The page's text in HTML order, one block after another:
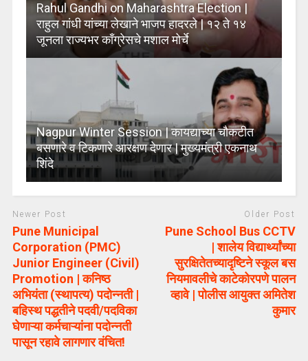
Rahul Gandhi on Maharashtra Election |
राहुल गांधी यांच्या लेखाने भाजप हादरले | १२ ते १४
जूनला राज्यभर काँग्रेसचे मशाल मोर्चे
Nagpur Winter Session | कायद्याच्या चौकटीत
बसणारे व टिकणारे आरक्षण देणार | मुख्यमंत्री एकनाथ
शिंदे
Newer Post
Pune Municipal
Corporation (PMC)
Junior Engineer (Civil)
Promotion | कनिष्ठ
अभियंता (स्थापत्य) पदोन्नती |
बहिस्थ पद्धतीने पदवी/पदविका
घेणाऱ्या कर्मचाऱ्यांना पदोन्नती
पासून रहावे लागणार वंचित!
Older Post
Pune School Bus CCTV
| शालेय विद्यार्थ्यांच्या
सुरक्षितेतच्यादृष्टिने स्कूल बस
नियमावलीचे काटेकोरपणे पालन
व्हावे | पोलीस आयुक्त अमितेश
कुमार